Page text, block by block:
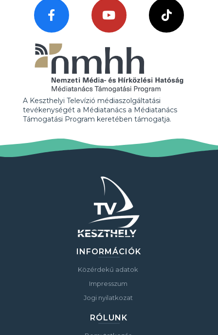
A Keszthelyi Televízió médiaszolgáltatási
tevékenységét a Médiatanács a Médiatanács
Támogatási Program keretében támogatja.
INFORMÁCIÓK
Közérdekű adatok
Impresszum
Jogi nyilatkozat
RÓLUNK